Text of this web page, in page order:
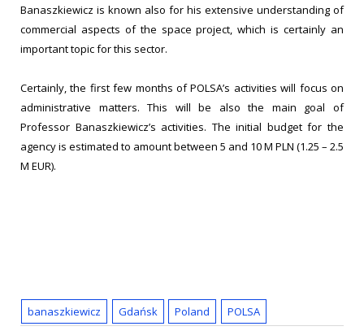
Banaszkiewicz is known also for his extensive understanding of
commercial aspects of the space project, which is certainly an
important topic for this sector.
Certainly, the first few months of POLSA’s activities will focus on
administrative matters. This will be also the main goal of
Professor Banaszkiewicz’s activities. The initial budget for the
agency is estimated to amount between 5 and 10 M PLN (1.25 – 2.5
M EUR).
banaszkiewicz Gdańsk Poland POLSA